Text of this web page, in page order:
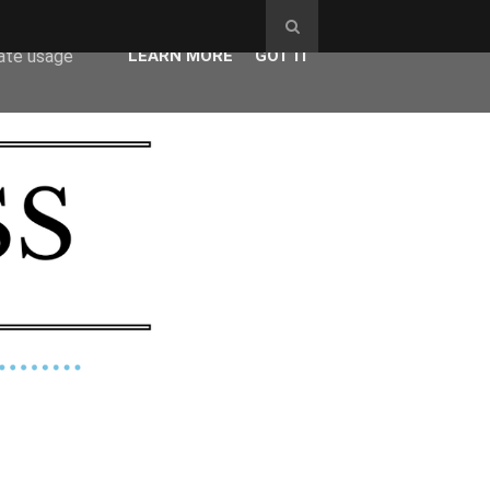
agent
usage
LEARN MORE GOT IT